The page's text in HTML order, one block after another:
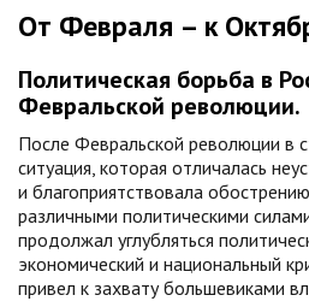
От Февраля – к
Политическая борьба в
Февральской революции.
После Февральской революции в
ситуация, которая отличалась
и благоприятствовала
различными политическими
продолжал углубляться
экономический и национальный
привел к захвату большевиками